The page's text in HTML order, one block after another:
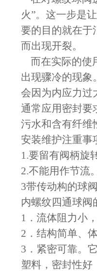
火”。这一步是
要的目的就在于
而出现开裂。
而在实际的使
出现骤冷的现象
会因为内应力过
通常应用密封要
污水和含有纤维
安装维护注重事
1.要留有阀柄旋
2.不能用作节流
3带传动构的球
内螺纹四通球阀
1．流体阻力小
2．结构简单、
3．紧密可靠。
塑料，密封性